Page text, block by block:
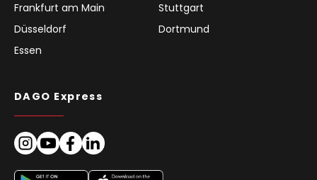
Frankfurt am Main
Stuttgart
Düsseldorf
Dortmund
Essen
DAGO Express